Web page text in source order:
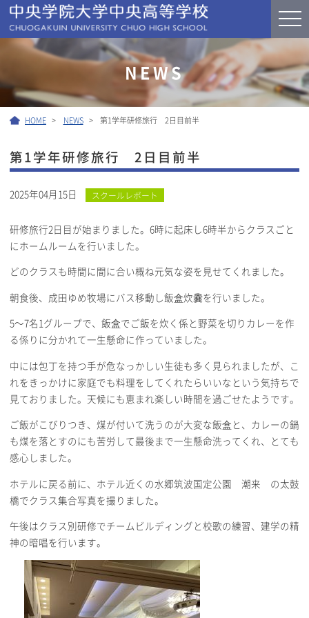
NEWS
HOME NEWS 第1学年研修旅行 2日目前半
第1学年研修旅行 2日目前半
2025年04月15日 スクールレポート
研修旅行2日目が始まりました。6時に起床し6時半からクラスごと
にホームルームを行いました。
どのクラスも時間に間に合い概ね元気な姿を見せてくれました。
朝食後、成田ゆめ牧場にバス移動し飯盒炊爨を行いました。
5〜7名1グループで、飯盒でご飯を炊く係と野菜を切りカレーを作
る係りに分かれて一生懸命に作っていました。
中には包丁を持つ手が危なっかしい生徒も多く見られましたが、こ
れをきっかけに家庭でも料理をしてくれたらいいなという気持ちで
見ておりました。天候にも恵まれ楽しい時間を過ごせたようです。
ご飯がこびりつき、煤が付いて洗うのが大変な飯盒と、カレーの鍋
も煤を落とすのにも苦労して最後まで一生懸命洗ってくれ、とても
感心しました。
ホテルに戻る前に、ホテル近くの水郷筑波国定公園 潮来 の太鼓
橋でクラス集合写真を撮りました。
午後はクラス別研修でチームビルディングと校歌の練習、建学の精
神の暗唱を行います。